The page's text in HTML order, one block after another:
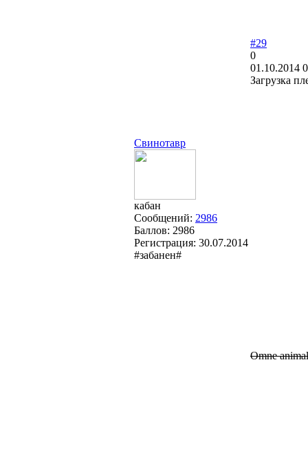
Свинотавр
кабан
Сообщений: 2986
Баллов: 2986
Регистрация: 30.07.2014
#забанен#
#29
0
01.10.2014
Загрузка
Omne